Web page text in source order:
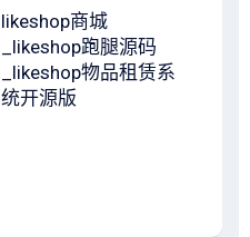
likeshop商城
_likeshop跑腿源码
_likeshop物品租赁系
统开源版